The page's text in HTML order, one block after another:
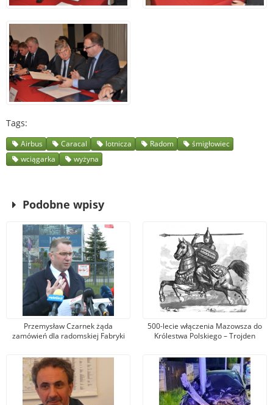
Tags
Airbus Caracal lotnicza Radom
śmigłowiec
wciągarka
wyżyna
Podobne wpisy
Przemysław Czarnek żąda
zamówień dla radomskiej Fabryki
kandydat na premiera mówi
nieprawdę
500-lecie włączenia Mazowsza do
Królestwa Polskiego – Trojden